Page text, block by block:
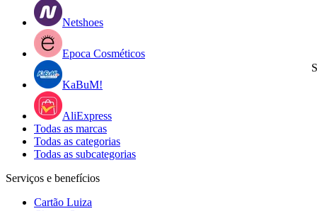
Netshoes
Epoca Cosméticos
KaBuM!
AliExpress
Todas as marcas
Todas as categorias
Todas as subcategorias
Serviços e benefícios
Cartão Luiza